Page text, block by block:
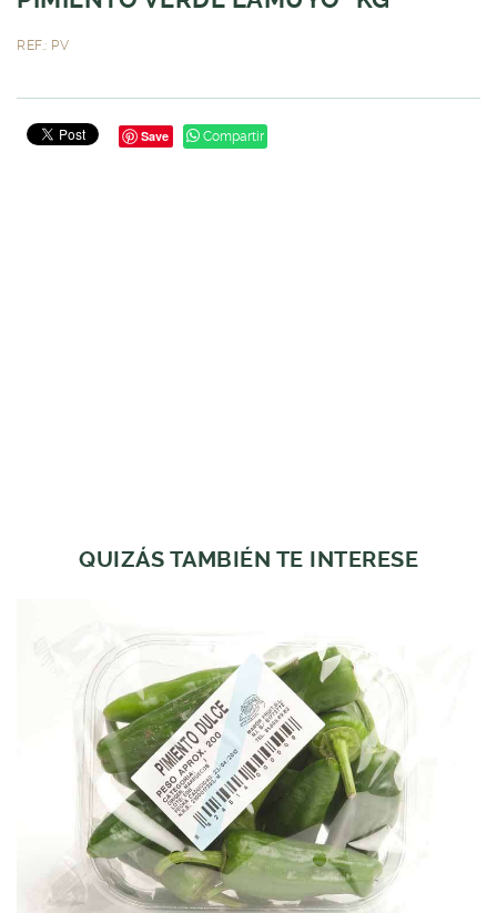
REF.: PV
Save Compartir
QUIZÁS TAMBIÉN TE INTERESE